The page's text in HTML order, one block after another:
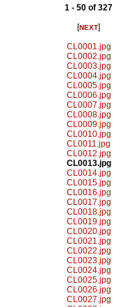
1 - 50 of 327
[NEXT]
CL0001.jpg
CL0002.jpg
CL0003.jpg
CL0004.jpg
CL0005.jpg
CL0006.jpg
CL0007.jpg
CL0008.jpg
CL0009.jpg
CL0010.jpg
CL0011.jpg
CL0012.jpg
CL0013.jpg
CL0014.jpg
CL0015.jpg
CL0016.jpg
CL0017.jpg
CL0018.jpg
CL0019.jpg
CL0020.jpg
CL0021.jpg
CL0022.jpg
CL0023.jpg
CL0024.jpg
CL0025.jpg
CL0026.jpg
CL0027.jpg